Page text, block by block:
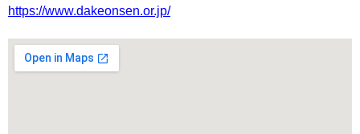
https://www.dakeonsen.or.jp/